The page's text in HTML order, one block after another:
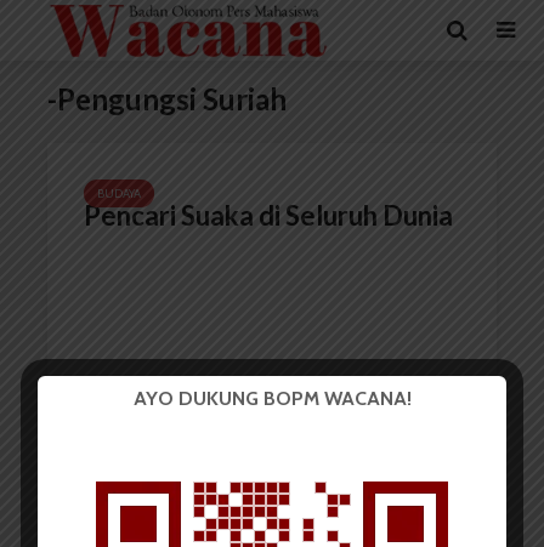
-Pengungsi Suriah
BUDAYA
Pencari Suaka di Seluruh Dunia
AYO DUKUNG BOPM WACANA!